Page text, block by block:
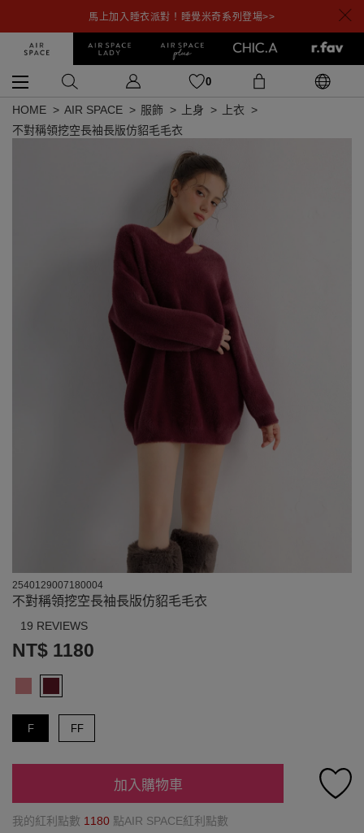
馬上加入睡衣派對！睡覺米奇系列登場>>
0
HOME AIR SPACE 服飾 上身
上衣
不對稱領挖空長袖長版仿貂毛毛衣
2540129007180004
不對稱領挖空長袖長版仿貂毛毛衣
19 REVIEWS
NT$ 1180
F FF
加入購物車
我的紅利點數 1180 點AIR SPACE紅利點數